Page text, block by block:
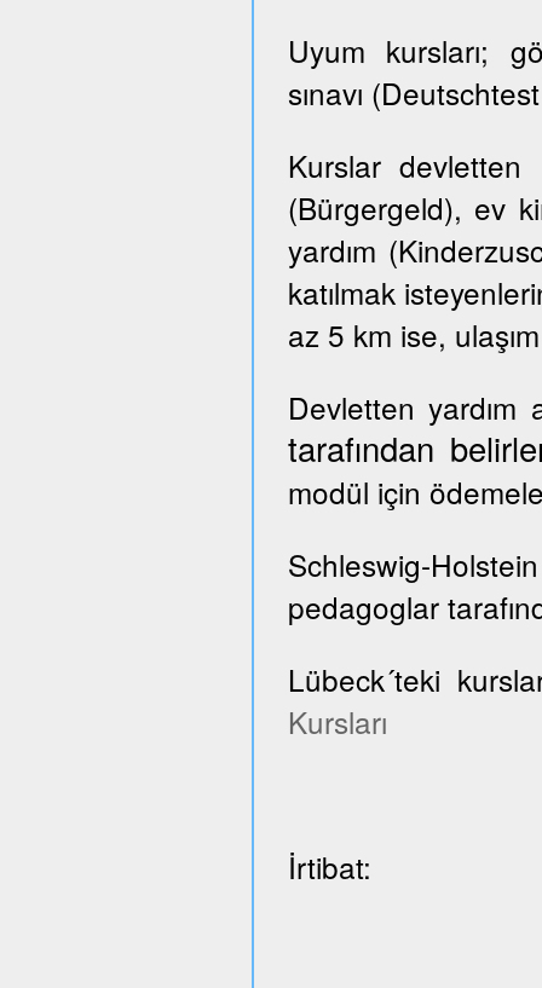
Uyum kursları;
sınavı
Kurslar
(Bürgergeld), ev
yardım
katılmak
az 5 km ise,
Devletten
tarafından
modül için
Schleswig-
pedagoglar
Lübeck´teki
Kursları
İrtibat: